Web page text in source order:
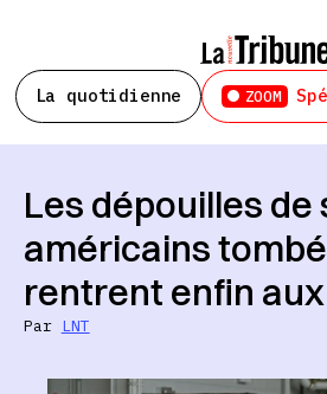
La quotidienne ZOOM
Les dépouilles de
américains
rentrent enfin
Par LNT